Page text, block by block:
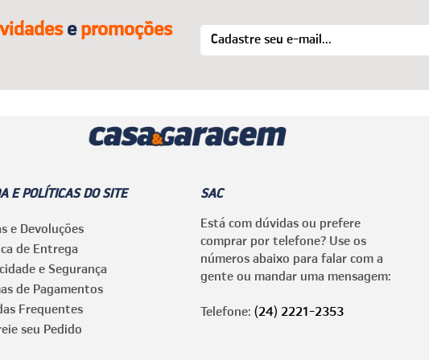
epromoções
E POLÍTICAS DO SITE
e Devoluções
de Entrega
e Segurança
de Pagamentos
Frequentes
seu Pedido
SAC
Está com dúvidas ou prefere
comprar por telefone? Use os
números abaixo para falar com a
gente ou mandar uma mensagem:
Telefone: (24) 2221-2353